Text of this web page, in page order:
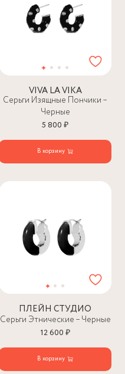
VIVA LA VIKA
Серьги Изящные Пончики –
Черные
5 800 ₽
В корзину
ПЛЕЙН СТУДИО
Серьги Этнические – Черные
12 600 ₽
В корзину